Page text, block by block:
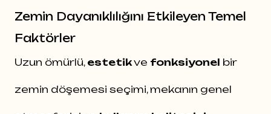
Zemin Dayanıklılığını Etkileyen Temel
Faktörler
Uzun ömürlü, estetikve fonksiyonel bir
zemin döşemesi seçimi, mekanın genel